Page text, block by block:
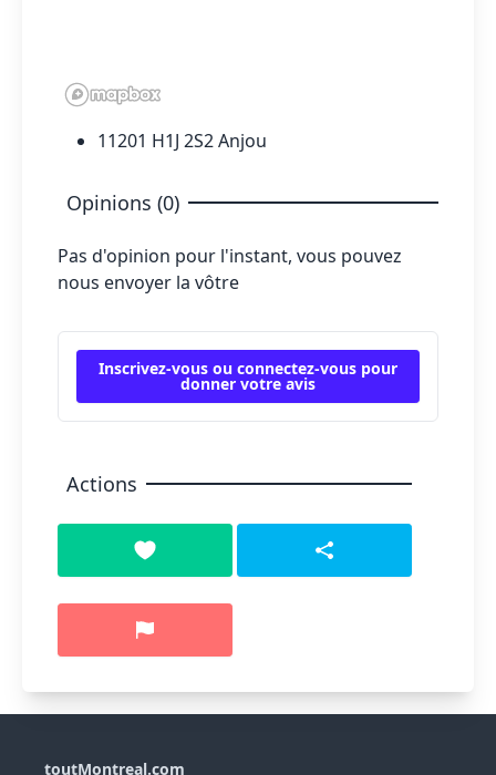
11201 H1J 2S2 Anjou
Opinions (0)
Pas d'opinion pour l'instant, vous pouvez
nous envoyer la vôtre
Inscrivez-vous ou connectez-vous pour
donner votre avis
Actions
toutMontreal.com